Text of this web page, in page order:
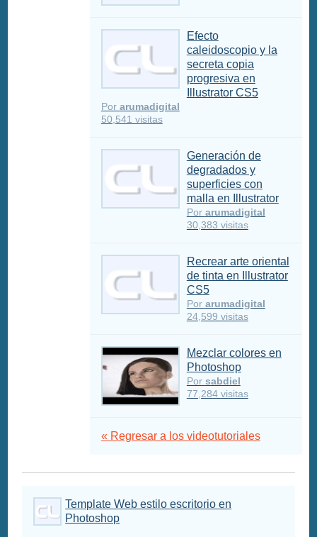
Efecto
caleidoscopio y la
secreta copia
progresiva en
Illustrator CS5
Por arumadigital
50,541 visitas
Generación de
degradados y
superficies con
malla en Illustrator
Por arumadigital
30,383 visitas
Recrear arte oriental
de tinta en Illustrator
CS5
Por arumadigital
24,599 visitas
Mezclar colores en
Photoshop
Por sabdiel
77,284 visitas
« Regresar a los videotutoriales
Template Web estilo escritorio en
Photoshop